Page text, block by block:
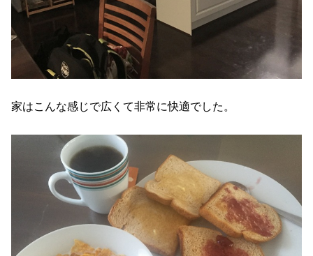
家はこんな感じで広くて非常に快適でした。